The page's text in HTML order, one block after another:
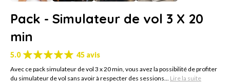
Pack - Simulateur de vol 3 X 20
min
5.0 45 avis
Avec ce pack simulateur de vol 3 x 20 min, vous avez la possibilité de profiter
du simulateur de vol sans avoir à respecter des sessions... Lire la suite